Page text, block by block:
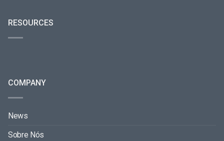
RESOURCES
COMPANY
News
Sobre Nós